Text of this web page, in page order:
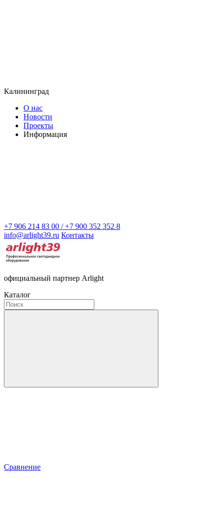
Калининград
О нас
Новости
Проекты
Информация
+7 906 214 83 00 / +7 900 352 352 8
info@arlight39.ru Контакты
официальный партнер Arlight
Каталог
Сравнение